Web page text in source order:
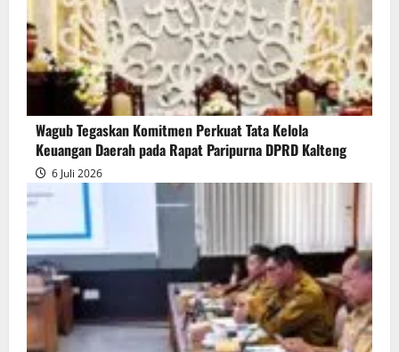
Wagub Tegaskan Komitmen Perkuat Tata Kelola
Keuangan Daerah pada Rapat Paripurna DPRD Kalteng
6 Juli 2026